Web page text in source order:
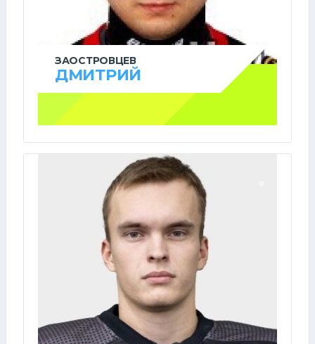
ЗАОСТРОВЦЕВ
ДМИТРИЙ